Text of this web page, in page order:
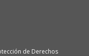
de Derechos